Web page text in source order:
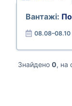
Вантажі:
08.08–08.10
Знайдено 0, на